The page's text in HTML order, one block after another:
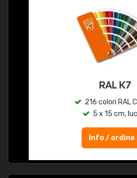
RAL K7
216 colori RAL
5 x 15 cm,
Info / ordine